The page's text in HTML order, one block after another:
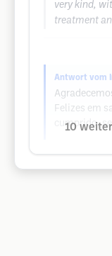
very kind,
treatment
Antwort vom
Felizes em
cumprido,
10